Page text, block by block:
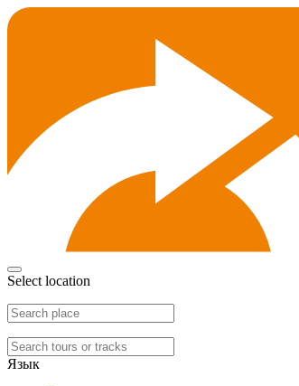
Select location
Язык